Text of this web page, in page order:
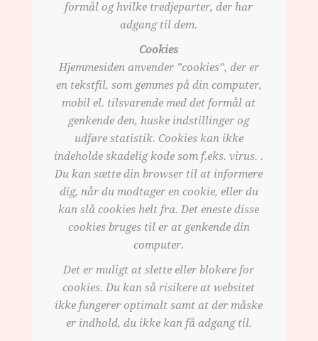
formål og hvilke tredjeparter, der har
adgang til dem.
Cookies
Hjemmesiden anvender ”cookies”, der er
en tekstfil, som gemmes på din computer,
mobil el. tilsvarende med det formål at
genkende den, huske indstillinger og
udføre statistik. Cookies kan ikke
indeholde skadelig kode som f.eks. virus. .
Du kan sætte din browser til at informere
dig, når du modtager en cookie, eller du
kan slå cookies helt fra. Det eneste disse
cookies bruges til er at genkende din
computer.
Det er muligt at slette eller blokere for
cookies. Du kan så risikere at websitet
ikke fungerer optimalt samt at der måske
er indhold, du ikke kan få adgang til.